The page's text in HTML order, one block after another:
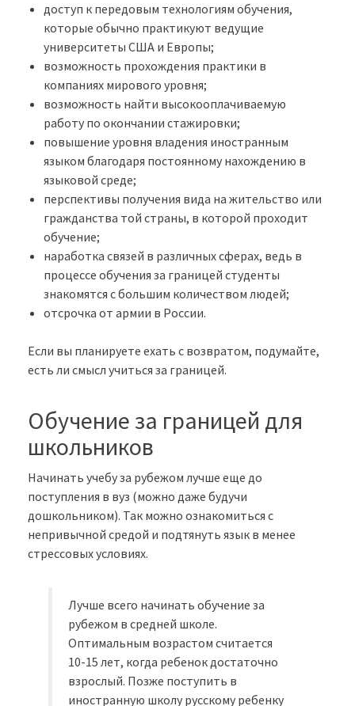
доступ к передовым технологиям обучения,
которые обычно практикуют ведущие
университеты США и Европы;
возможность прохождения практики в
компаниях мирового уровня;
возможность найти высокооплачиваемую
работу по окончании стажировки;
повышение уровня владения иностранным
языком благодаря постоянному нахождению в
языковой среде;
перспективы получения вида на жительство или
гражданства той страны, в которой проходит
обучение;
наработка связей в различных сферах, ведь в
процессе обучения за границей студенты
знакомятся с большим количеством людей;
отсрочка от армии в России.
Если вы планируете ехать с возвратом, подумайте,
есть ли смысл учиться за границей.
Обучение за границей для
школьников
Начинать учебу за рубежом лучше еще до
поступления в вуз (можно даже будучи
дошкольником). Так можно ознакомиться с
непривычной средой и подтянуть язык в менее
стрессовых условиях.
Лучше всего начинать обучение за
рубежом в средней школе.
Оптимальным возрастом считается
10-15 лет, когда ребенок достаточно
взрослый. Позже поступить в
иностранную школу русскому ребенку